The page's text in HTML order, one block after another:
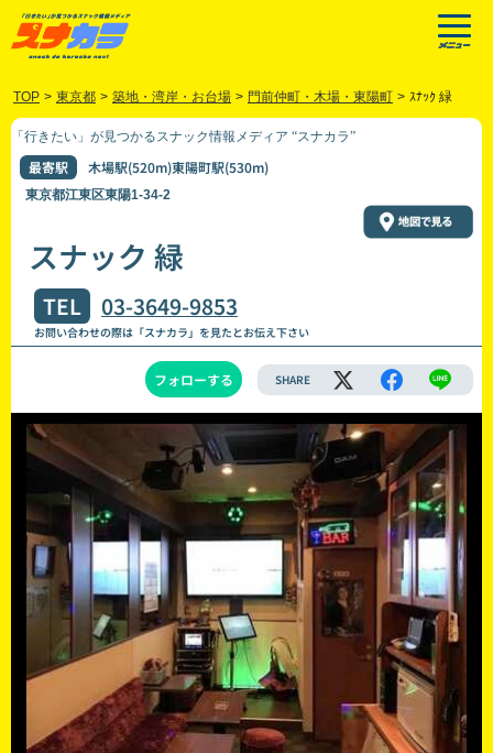
TOP > 東京都 > 築地・湾岸・お台場 > 門前仲町・木場・東陽町 > ｽﾅｯｸ 緑
「行きたい」が見つかるスナック情報メディア “スナカラ”
最寄駅 木場駅(520m)東陽町駅(530m)
東京都江東区東陽1-34-2
スナック 緑
TEL 03-3649-9853
お問い合わせの際は「スナカラ」を見たとお伝え下さい
フォローする SHARE